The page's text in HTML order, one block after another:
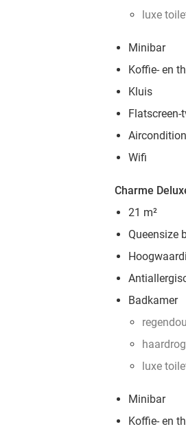
luxe
Minibar
Koffie- en
Kluis
Flatscreen-
Wifi
Charme
21 m²
Queensize
Badkamer
luxe
Minibar
Koffie- en